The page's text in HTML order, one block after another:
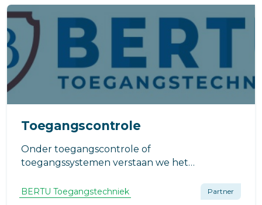
Toegangscontrole
Onder toegangscontrole of
toegangssystemen verstaan we het
verlenen aan gebruikers van een gebouw,
BERTU Toegangstechniek Partner